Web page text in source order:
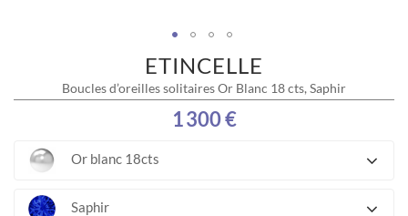
ETINCELLE
Boucles d’oreilles solitaires Or Blanc 18 cts, Saphir
1 300 €
Or blanc 18cts
Saphir
images